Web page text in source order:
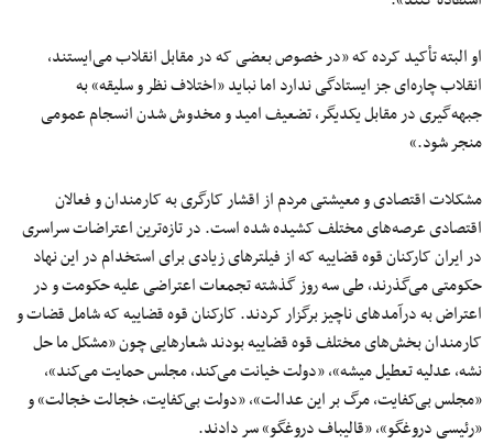
او البته تأکید کرده که «در خصوص بعضی که در مقابل انقلاب می‌ایستند،
انقلاب چاره‌ای جز ایستادگی ندارد اما نباید «اختلاف نظر و سلیقه» به
جبهه‌گیری در مقابل یکدیگر، تضعیف امید و مخدوش شدن انسجام عمومی
منجر شود.»
مشکلات اقتصادی و معیشتی مردم از اقشار کارگری به کارمندان و فعالان
اقتصادی عرصه‌های مختلف کشیده شده است. در تازه‌ترین اعتراضات سراسری
در ایران کارکنان قوه قضاییه که از فیلترهای زیادی برای استخدام در این نهاد
حکومتی می‌گذرند، طی سه روز گذشته تجمعات اعتراضی علیه حکومت و در
اعتراض به درآمدهای ناچیز برگزار کردند. کارکنان قوه قضاییه که شامل قضات و
کارمندان بخش‌های مختلف قوه قضاییه بودند شعارهایی چون «مشکل ما حل
نشه، عدلیه تعطیل میشه»، «دولت خیانت می‌کند، مجلس حمایت می‌کند»،
«مجلس بی‌کفایت، مرگ بر این عدالت»، «دولت بی‌کفایت، خجالت خجالت» و
«رئیسی دروغگو»، «قالیباف دروغگو» سر دادند.